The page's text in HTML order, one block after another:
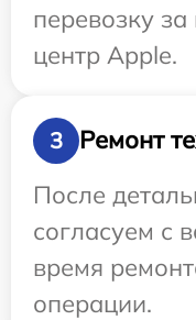
перевозку
центр Apple.
3
Ремонт
После
согласуем с
время
операции.